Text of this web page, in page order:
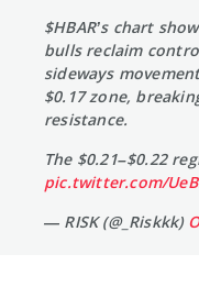
$HBAR’s chart
bulls reclaim
sideways
$0.17 zone,
resistance.
The $0.21–$0.22
pic.twitter.com/
— RISK (@_Riskkk)